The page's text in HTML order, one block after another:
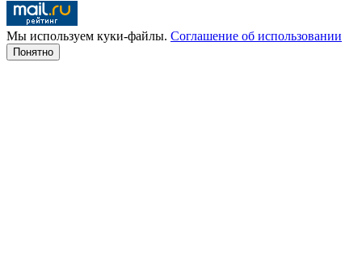
Мы используем куки-файлы. Соглашение об использовании
Понятно